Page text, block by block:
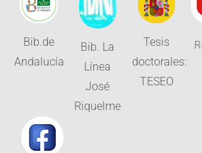
Bib.de
Andalucía
Bib. La
Línea
José
Riquelme
Tesis
doctorales:
TESEO